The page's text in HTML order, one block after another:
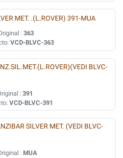
MET. .(L.ROVER) 391-MUA
: 363
VCD-BLVC-363
BLVC-
: 391
VCD-BLVC-391
SILVER MET. (VEDI BLVC-
: MUA